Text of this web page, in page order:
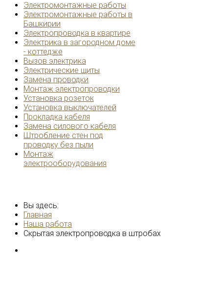
Электромонтажные работы
Электромонтажные работы в
Башкирии
Электропроводка в квартире
Электрика в загородном доме
- коттедже
Вызов электрика
Электрические щиты
Замена проводки
Монтаж электропроводки
Установка розеток
Установка выключателей
Прокладка кабеля
Замена силового кабеля
Штробление стен под
проводку без пыли
Монтаж
электрооборудования
Вы здесь:
Главная
Наша работа
Скрытая электропроводка в штробах